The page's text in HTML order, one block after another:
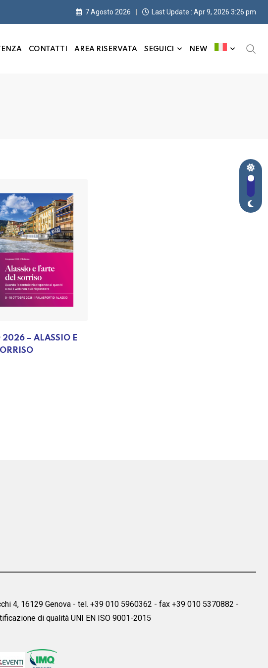
7 Agosto 2026 Last Update : Apr 9, 2026 3:26 pm
CONTATTI AREA RISERVATA SEGUICI NEW
2026 – ALASSIO E
4, 16129 Genova - tel. +39 010 5960362 - fax +39 010 5370882 -
di qualità UNI EN ISO 9001-2015